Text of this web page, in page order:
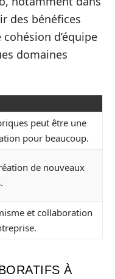
des bénéfices
d’équipe
domaines
peut être une
pour beaucoup.
de nouveaux
et collaboration
À